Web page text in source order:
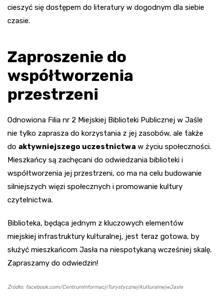
cieszyć się dostępem do literatury w dogodnym dla siebie
czasie.
Zaproszenie do
współtworzenia
przestrzeni
Odnowiona Filia nr 2 Miejskiej Biblioteki Publicznej w Jaśle
nie tylko zaprasza do korzystania z jej zasobów, ale także
do aktywniejszego uczestnictwa w życiu społeczności.
Mieszkańcy są zachęcani do odwiedzania biblioteki i
współtworzenia jej przestrzeni, co ma na celu budowanie
silniejszych więzi społecznych i promowanie kultury
czytelnictwa.
Biblioteka, będąca jednym z kluczowych elementów
miejskiej infrastruktury kulturalnej, jest teraz gotowa, by
służyć mieszkańcom Jasła na niespotykaną wcześniej skalę.
Zapraszamy do odwiedzin!
Źródło: facebook.com/CentrumInformacjiTurystycznejiKulturalnejwJasle